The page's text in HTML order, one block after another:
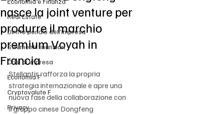
Real Estate
Diritto penale dell'impresa
Strumenti finanziari
Crisi di impresa
Economia F
Cryptovalute F
Privacy
nasce la joint venture per
produrre il marchio
premium Voyah in
Francia
Stellantis rafforza la propria
strategia internazionale e apre una
nuova fase della collaborazione con
il gruppo cinese Dongfeng